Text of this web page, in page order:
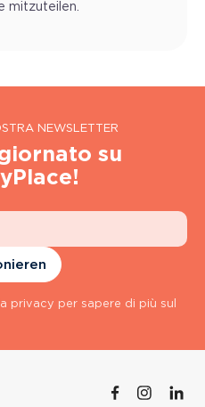
mitzuteilen.
NEWSLETTER
su
privacy per sapere di più sul